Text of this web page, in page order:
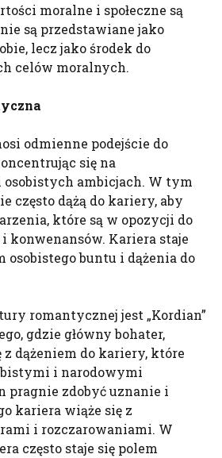
moralne i społeczne są
są przedstawiane jako
lecz jako środek do
celów moralnych.
odmienne podejście do
się na
ambicjach. W tym
często dążą do kariery, aby
które są w opozycji do
konwenansów. Kariera staje
osobistego buntu i dążenia do
romantycznej jest „Kordian”
gdzie główny bohater,
z dążeniem do kariery, które
i narodowymi
pragnie zdobyć uznanie i
kariera wiąże się z
i rozczarowaniami. W
często staje się polem